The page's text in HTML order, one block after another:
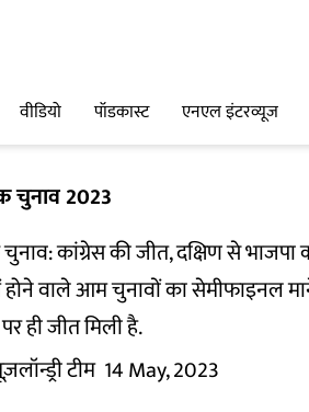
वीडियो पॉडकास्ट एनएल इंटरव्यूज
चुनाव 2023
कांग्रेस की जीत, दक्षिण से
वाले आम चुनावों का सेमीफाइनल
ही जीत मिली है.
टीम 14 May, 2023